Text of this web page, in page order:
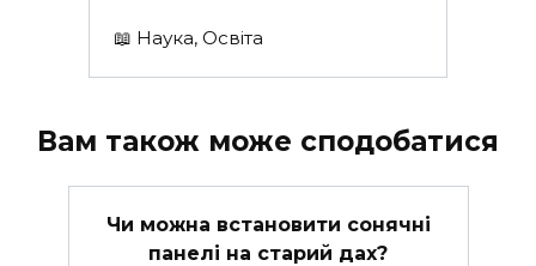
📖 Наука, Освіта
Вам також може сподобатися
Чи можна встановити сонячні
панелі на старий дах?